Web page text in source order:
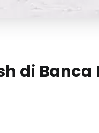
di Banca